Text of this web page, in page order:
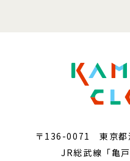
〒136-0071 東京都
JR総武線「亀